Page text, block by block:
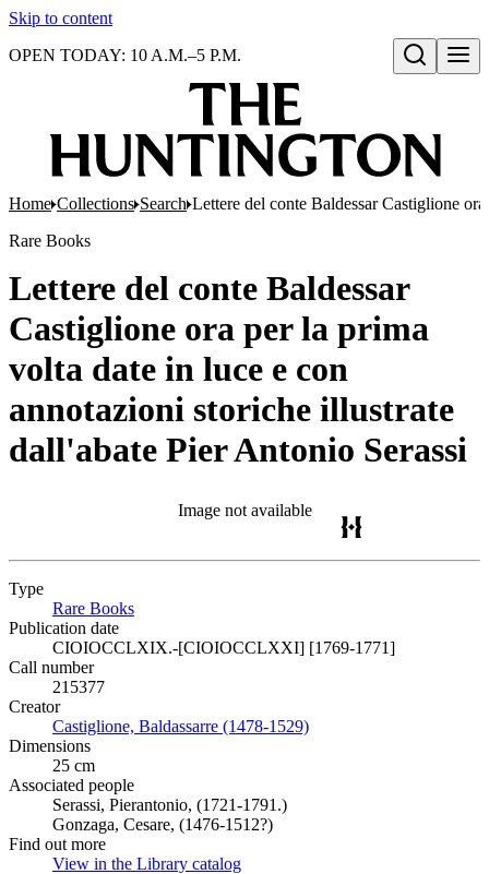
Skip to content
Open search
OPEN TODAY: 10 A.M.–5 P.M.
Home Collections Search Lettere del conte Baldessar Castiglione
Rare Books
Lettere del conte Baldessar
Castiglione ora per la prima
volta date in luce e con
annotazioni storiche illustrate
dall'abate Pier Antonio Serassi
Image not available
Type
Rare Books
Publication date
CIOIOCCLXIX.-[CIOIOCCLXXI] [1769-1771]
Call number
215377
Creator
Castiglione, Baldassarre (1478-1529)
Dimensions
25 cm
Associated people
Serassi, Pierantonio, (1721-1791.)
Gonzaga, Cesare, (1476-1512?)
Find out more
View in the Library catalog